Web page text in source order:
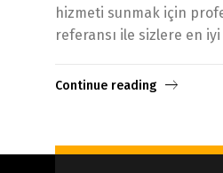
hizmeti sunmak için
referansı ile sizlere en
Continue reading